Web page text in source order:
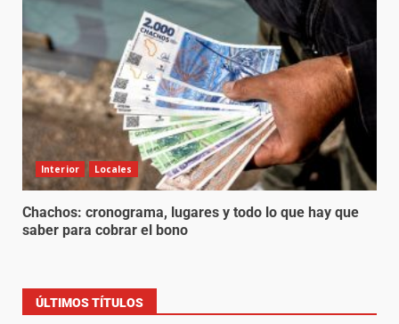
Interior Locales
Chachos: cronograma, lugares y todo lo que hay que
saber para cobrar el bono
ÚLTIMOS TÍTULOS